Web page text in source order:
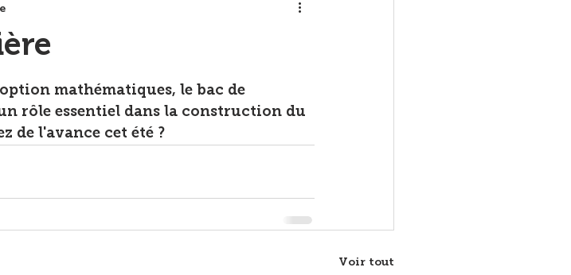
mathématiques, le bac de
rôle essentiel dans la construction du
de l'avance cet été ?
Voir tout